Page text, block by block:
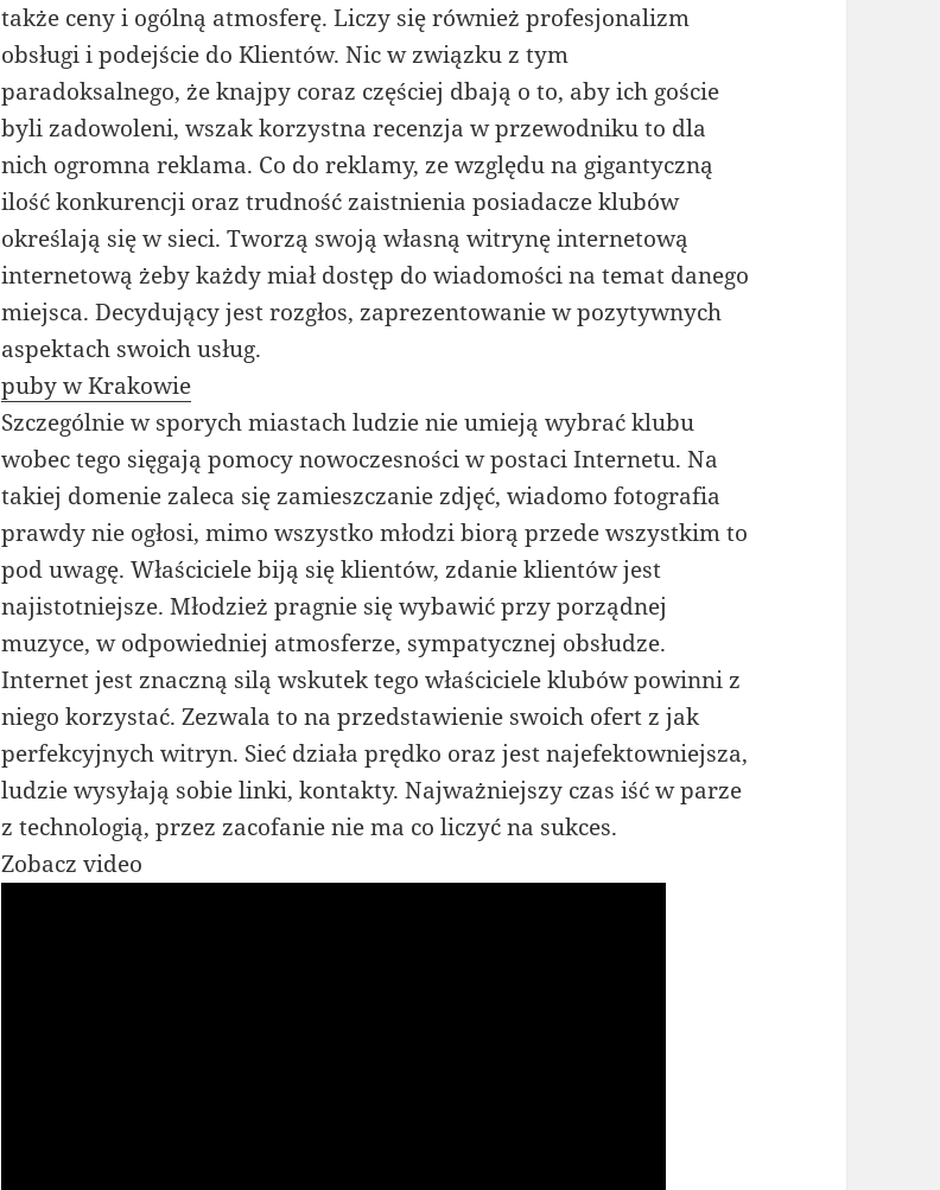
także ceny i ogólną atmosferę. Liczy się również profesjonalizm
obsługi i podejście do Klientów. Nic w związku z tym
paradoksalnego, że knajpy coraz częściej dbają o to, aby ich goście
byli zadowoleni, wszak korzystna recenzja w przewodniku to dla
nich ogromna reklama. Co do reklamy, ze względu na gigantyczną
ilość konkurencji oraz trudność zaistnienia posiadacze klubów
określają się w sieci. Tworzą swoją własną witrynę internetową
internetową żeby każdy miał dostęp do wiadomości na temat danego
miejsca. Decydujący jest rozgłos, zaprezentowanie w pozytywnych
aspektach swoich usług.
puby w Krakowie
Szczególnie w sporych miastach ludzie nie umieją wybrać klubu
wobec tego sięgają pomocy nowoczesności w postaci Internetu. Na
takiej domenie zaleca się zamieszczanie zdjęć, wiadomo fotografia
prawdy nie ogłosi, mimo wszystko młodzi biorą przede wszystkim to
pod uwagę. Właściciele biją się klientów, zdanie klientów jest
najistotniejsze. Młodzież pragnie się wybawić przy porządnej
muzyce, w odpowiedniej atmosferze, sympatycznej obsłudze.
Internet jest znaczną silą wskutek tego właściciele klubów powinni z
niego korzystać. Zezwala to na przedstawienie swoich ofert z jak
perfekcyjnych witryn. Sieć działa prędko oraz jest najefektowniejsza,
ludzie wysyłają sobie linki, kontakty. Najważniejszy czas iść w parze
z technologią, przez zacofanie nie ma co liczyć na sukces.
Zobacz video